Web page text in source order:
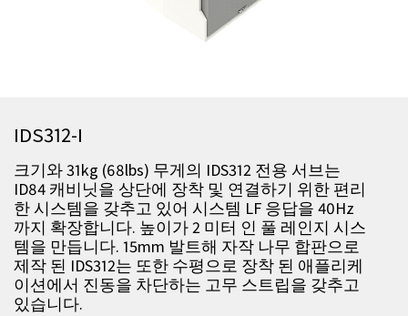
IDS312-I
크기와 31kg (68lbs) 무게의 IDS312 전용 서브는
ID84 캐비닛을 상단에 장착 및 연결하기 위한 편리
한 시스템을 갖추고 있어 시스템 LF 응답을 40Hz
까지 확장합니다. 높이가 2 미터 인 풀 레인지 시스
템을 만듭니다. 15mm 발트해 자작 나무 합판으로
제작 된 IDS312는 또한 수평으로 장착 된 애플리케
이션에서 진동을 차단하는 고무 스트립을 갖추고
있습니다.